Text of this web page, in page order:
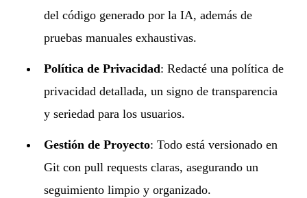
del código generado por la IA, además de
pruebas manuales exhaustivas.
Política de Privacidad: Redacté una política de
privacidad detallada, un signo de transparencia
y seriedad para los usuarios.
Gestión de Proyecto: Todo está versionado en
Git con pull requests claras, asegurando un
seguimiento limpio y organizado.